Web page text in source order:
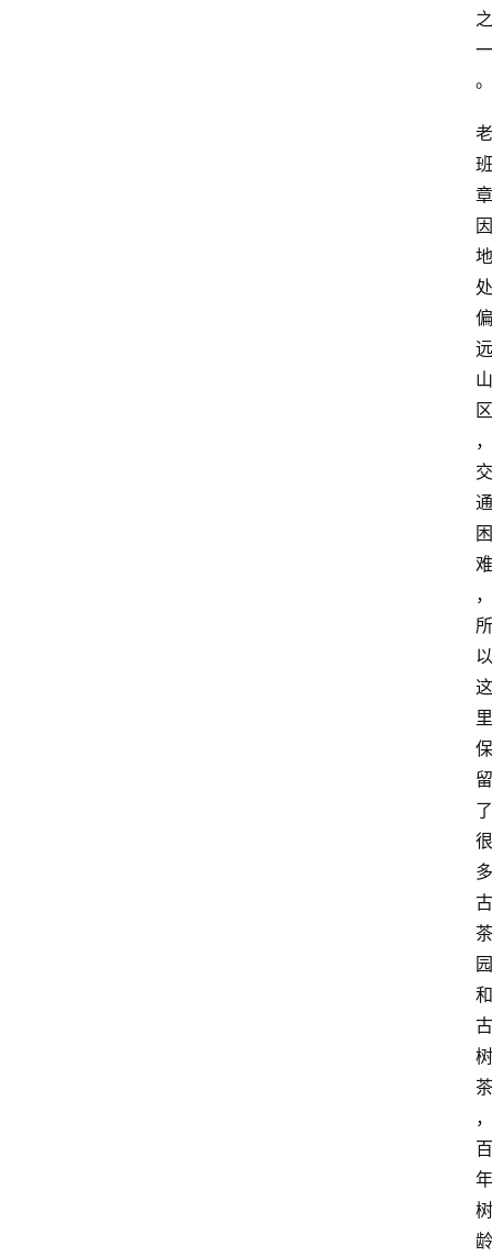
之
一
。
老
班
章
因
地
处
偏
远
山
区
，
交
通
困
难
，
所
以
这
里
保
留
了
很
多
古
茶
园
和
古
树
茶
，
百
年
树
龄